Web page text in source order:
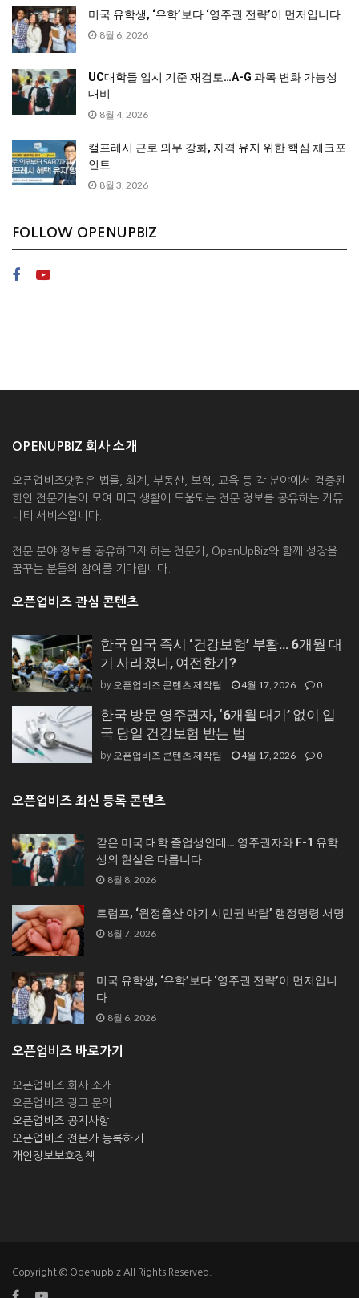
미국 유학생, ‘유학’보다 ‘영주권 전략’이 먼저입니다
8월 6, 2026
UC대학들 입시 기준 재검토…A-G 과목 변화 가능성
대비
8월 4, 2026
캘프레시 근로 의무 강화, 자격 유지 위한 핵심 체크포
인트
8월 3, 2026
FOLLOW OPENUPBIZ
OPENUPBIZ 회사 소개
오픈업비즈닷컴은 법률, 회계, 부동산, 보험, 교육 등 각 분야에서 검증된
한인 전문가들이 모여 미국 생활에 도움되는 전문 정보를 공유하는 커뮤
니티 서비스입니다.
전문 분야 정보를 공유하고자 하는 전문가, OpenUpBiz와 함께 성장을
꿈꾸는 분들의 참여를 기다립니다.
오픈업비즈 관심 콘텐츠
한국 입국 즉시 ‘건강보험’ 부활… 6개월 대
기 사라졌나, 여전한가?
by 오픈업비즈 콘텐츠 제작팀 4월 17, 2026 0
한국 방문 영주권자, ‘6개월 대기’ 없이 입
국 당일 건강보험 받는 법
by 오픈업비즈 콘텐츠 제작팀 4월 17, 2026 0
오픈업비즈 최신 등록 콘텐츠
같은 미국 대학 졸업생인데… 영주권자와 F-1 유학
생의 현실은 다릅니다
8월 8, 2026
트럼프, ‘원정출산 아기 시민권 박탈’ 행정명령 서명
8월 7, 2026
미국 유학생, ‘유학’보다 ‘영주권 전략’이 먼저입니
다
8월 6, 2026
오픈업비즈 바로가기
오픈업비즈 회사 소개
오픈업비즈 광고 문의
오픈업비즈 공지사항
오픈업비즈 전문가 등록하기
개인정보보호정책
Copyright © Openupbiz All Rights Reserved.